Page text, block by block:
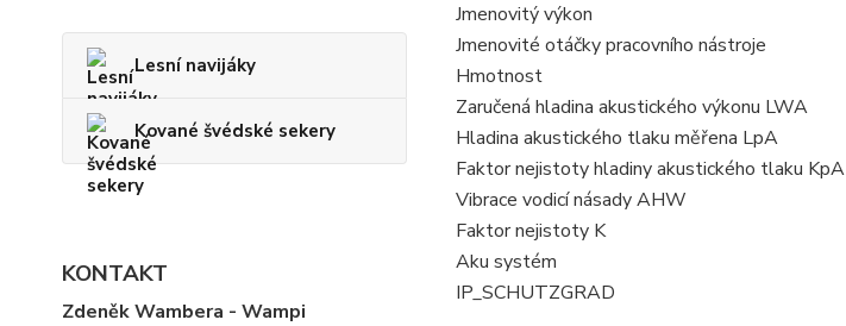
Lesní navijáky
Kované švédské sekery
KONTAKT
Zdeněk Wambera - Wampi
Jmenovitý výkon
Jmenovité otáčky pracovního nástroje
Hmotnost
Zaručená hladina akustického výkonu LWA
Hladina akustického tlaku měřena LpA
Faktor nejistoty hladiny akustického tlaku KpA
Vibrace vodicí násady AHW
Faktor nejistoty K
Aku systém
IP_SCHUTZGRAD